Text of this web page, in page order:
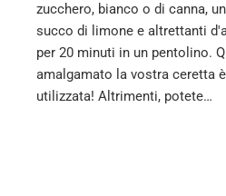
zucchero, bianco o di canna,
succo di limone e altrettanti
per 20 minuti in un pentolino.
amalgamato la vostra ceretta
utilizzata! Altrimenti, potete…